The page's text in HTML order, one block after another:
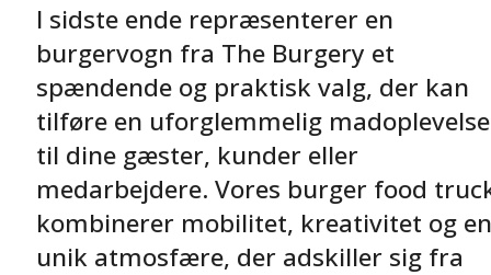
I sidste ende repræsenterer en
burgervogn fra The Burgery et
spændende og praktisk valg, der kan
tilføre en uforglemmelig madoplevelse
til dine gæster, kunder eller
medarbejdere. Vores burger food
kombinerer mobilitet, kreativitet og en
unik atmosfære, der adskiller sig fra